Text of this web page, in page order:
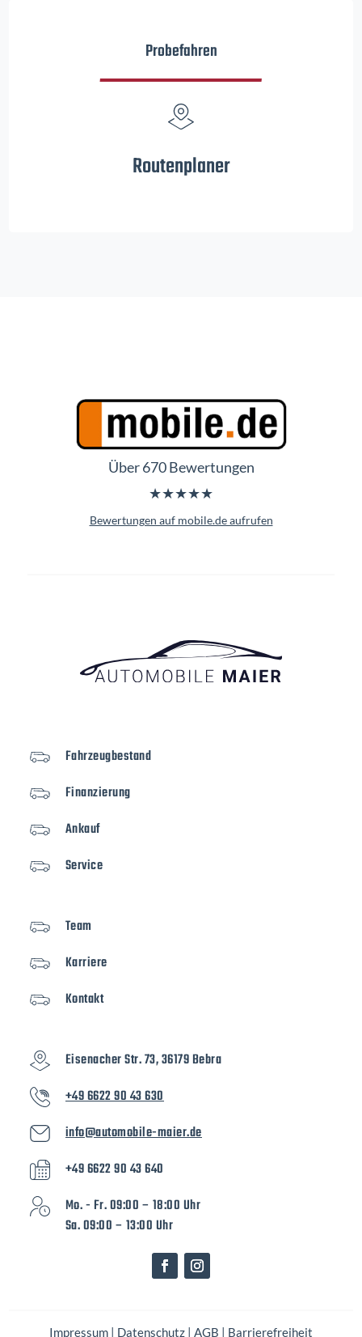
Probefahren
Routenplaner
Über 670 Bewertungen
★★★★★
Bewertungen auf mobile.de aufrufen
Fahrzeugbestand
Finanzierung
Ankauf
Service
Team
Karriere
Kontakt
Eisenacher Str. 73, 36179 Bebra
+49 6622 90 43 630
info@automobile-maier.de
+49 6622 90 43 640
Mo. - Fr. 09:00 – 18:00 Uhr
Sa. 09:00 – 13:00 Uhr
Impressum | Datenschutz | AGB | Barrierefreiheit